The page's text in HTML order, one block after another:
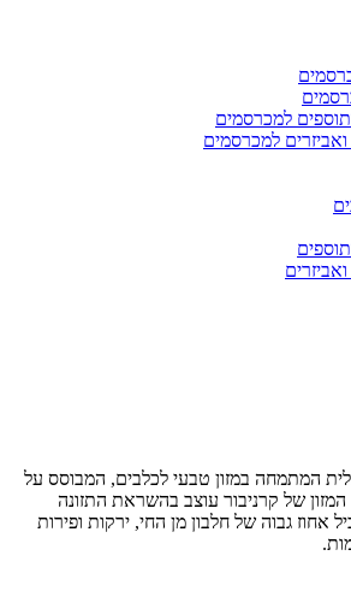
למכרסמים
למכרסמים
המתמחה במזון טבעי לכלבים, המבוסס על
המזון של קרניבור עוצב בהשראת התזונה
אחוז גבוה של חלבון מן החי, ירקות ופירות